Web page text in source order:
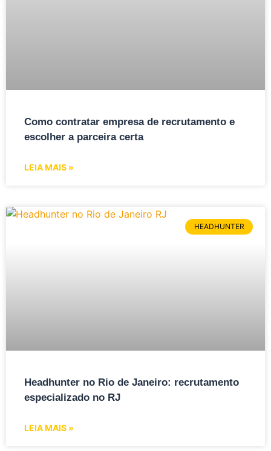
Como contratar empresa de recrutamento e
escolher a parceira certa
LEIA MAIS »
HEADHUNTER
Headhunter no Rio de Janeiro: recrutamento
especializado no RJ
LEIA MAIS »